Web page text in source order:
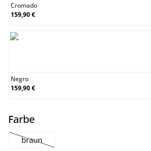
Cromado
159,90 €
Negro
159,90 €
Farbeselect
braun
(Esta opción no está disponible en este